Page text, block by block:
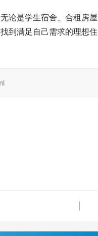
论是学生宿舍、合租房屋
到满足自己需求的理想住